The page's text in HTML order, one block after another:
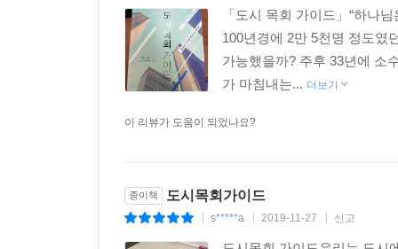
「도시 목회 가이드」“하나
100년경에 2만 5천명 정도였
가능했을까? 주후 33년에 소
가 마침내는... 더보기
이 리뷰가 도움이 되었나요?
종이책 도시목회가이드
s*****a 2019-11-27 신고